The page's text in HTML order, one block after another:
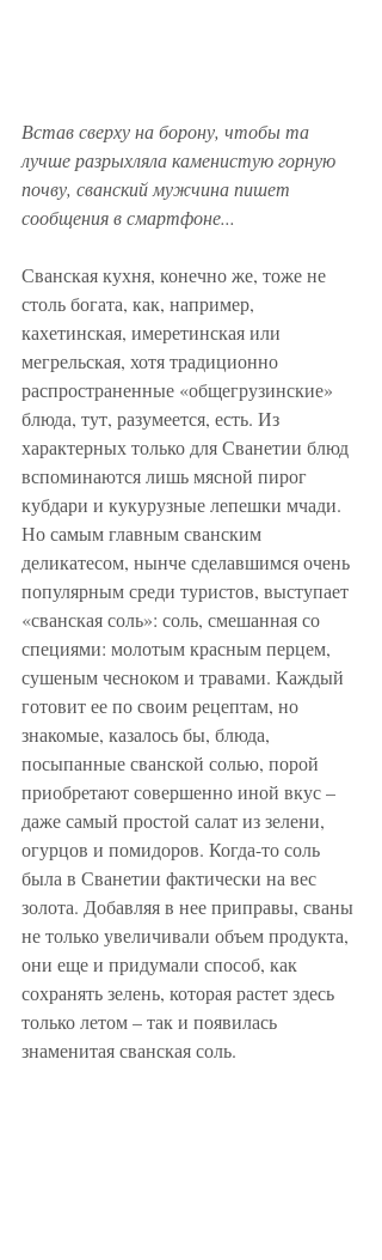
Встав сверху на борону, чтобы та
лучше разрыхляла каменистую горную
почву, сванский мужчина пишет
сообщения в смартфоне...
Сванская кухня, конечно же, тоже не
столь богата, как, например,
кахетинская, имеретинская или
мегрельская, хотя традиционно
распространенные «общегрузинские»
блюда, тут, разумеется, есть. Из
характерных только для Сванетии блюд
вспоминаются лишь мясной пирог
кубдари и кукурузные лепешки мчади.
Но самым главным сванским
деликатесом, нынче сделавшимся очень
популярным среди туристов, выступает
«сванская соль»: соль, смешанная со
специями: молотым красным перцем,
сушеным чесноком и травами. Каждый
готовит ее по своим рецептам, но
знакомые, казалось бы, блюда,
посыпанные сванской солью, порой
приобретают совершенно иной вкус –
даже самый простой салат из зелени,
огурцов и помидоров. Когда-то соль
была в Сванетии фактически на вес
золота. Добавляя в нее приправы, сваны
не только увеличивали объем продукта,
они еще и придумали способ, как
сохранять зелень, которая растет здесь
только летом – так и появилась
знаменитая сванская соль.